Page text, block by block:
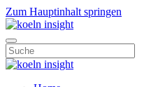
Zum Hauptinhalt springen